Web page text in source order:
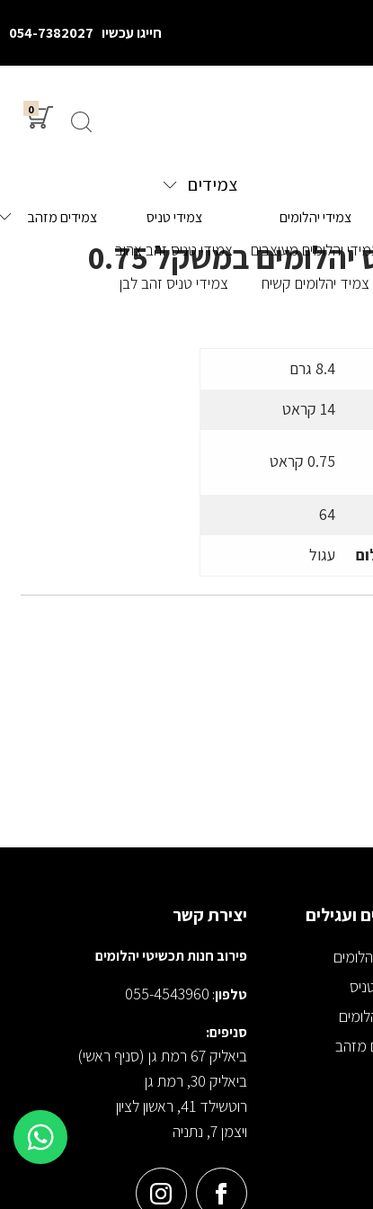
חייגו עכשיו 054-7382027
0
צמידים
צמידי יהלומים
יהלומים מעוצבים
צמיד יהלומים קשיח
צמידי טניס
צמידי טניס זהב צהוב
צמידי טניס זהב לבן
צמידים מזהב
צמיד טניס יהלומים במשקל 0.75
8.4 גרם
14 קראט
0.75 קראט
64
עגול
ועגילים
מזהב
יצירת קשר
פירוב חנות תכשיטי יהלומים
טלפון:
055-4543960
סניפים:
ביאליק 67 רמת גן (סניף ראשי)
ביאליק 30, רמת גן
רוטשילד 41, ראשון לציון
ויצמן 7, נתניה